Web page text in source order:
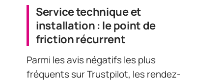
Service technique et
installation : le point de
friction récurrent
Parmi les avis négatifs les plus
fréquents sur Trustpilot, les rendez-